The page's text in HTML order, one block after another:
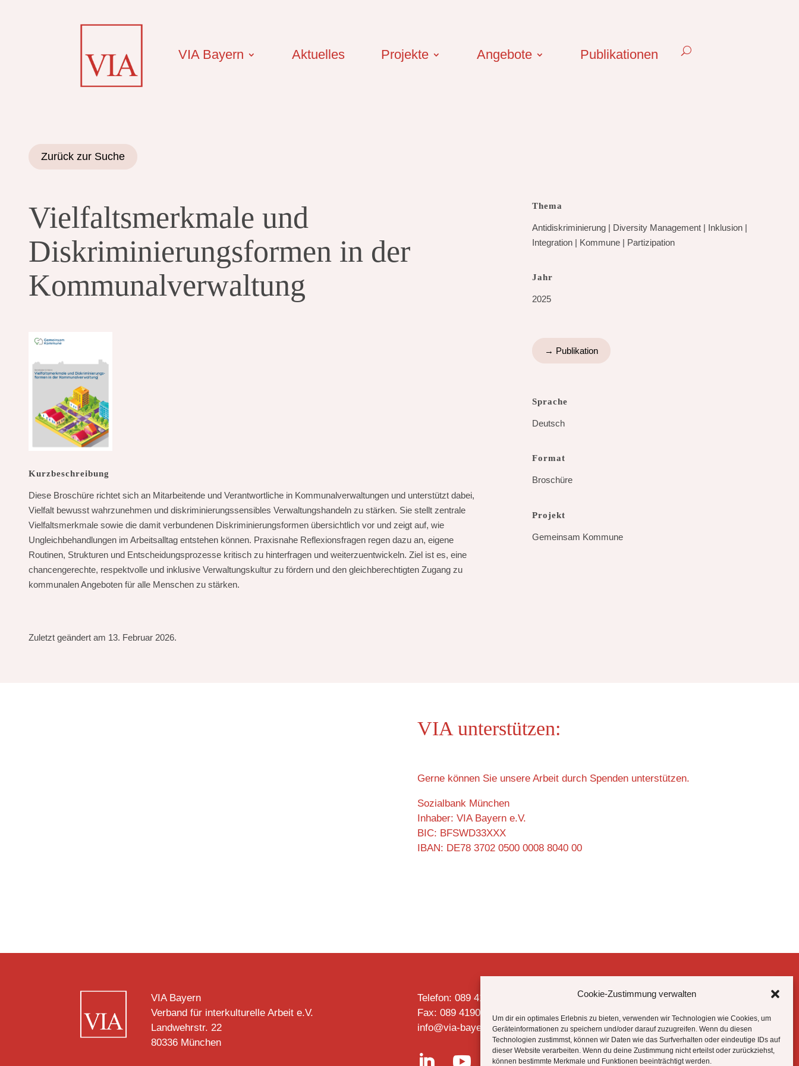
Cookie-Zustimmung verwalten
Um dir ein optimales Erlebnis zu bieten, verwenden wir Technologien wie Cookies, um
Geräteinformationen zu speichern und/oder darauf zuzugreifen. Wenn du diesen
Technologien zustimmst, können wir Daten wie das Surfverhalten oder eindeutige IDs auf
dieser Website verarbeiten. Wenn du deine Zustimmung nicht erteilst oder zurückziehst,
können bestimmte Merkmale und Funktionen beeinträchtigt werden.
VIA Bayern Aktuelles Projekte Angebote Publikationen
Zurück zur Suche
Vielfaltsmerkmale und
Diskriminierungsformen in der
Kommunalverwaltung
Kurzbeschreibung
Diese Broschüre richtet sich an Mitarbeitende und Verantwortliche in Kommunalverwaltungen und unterstützt dabei,
Vielfalt bewusst wahrzunehmen und diskriminierungssensibles Verwaltungshandeln zu stärken. Sie stellt zentrale
Vielfaltsmerkmale sowie die damit verbundenen Diskriminierungsformen übersichtlich vor und zeigt auf, wie
Ungleichbehandlungen im Arbeitsalltag entstehen können. Praxisnahe Reflexionsfragen regen dazu an, eigene
Routinen, Strukturen und Entscheidungsprozesse kritisch zu hinterfragen und weiterzuentwickeln. Ziel ist es, eine
chancengerechte, respektvolle und inklusive Verwaltungskultur zu fördern und den gleichberechtigten Zugang zu
kommunalen Angeboten für alle Menschen zu stärken.
Thema
Antidiskriminierung | Diversity Management | Inklusion |
Integration | Kommune | Partizipation
Jahr
2025
→ Publikation
Sprache
Deutsch
Format
Broschüre
Projekt
Gemeinsam Kommune
Zuletzt geändert am 13. Februar 2026.
VIA unterstützen:
Gerne können Sie unsere Arbeit durch Spenden unterstützen.
Sozialbank München
Inhaber: VIA Bayern e.V.
BIC: BFSWD33XXX
IBAN: DE78 3702 0500 0008 8040 00
VIA Bayern
Verband für interkulturelle Arbeit e.V.
Landwehrstr. 22
80336 München
Telefon: 089 4190 2728
Fax: 089 4190 2727
info@via-bayern.de
 
Datenschutzhinweise
Impressum
Cookie-Richtlinie (EU)